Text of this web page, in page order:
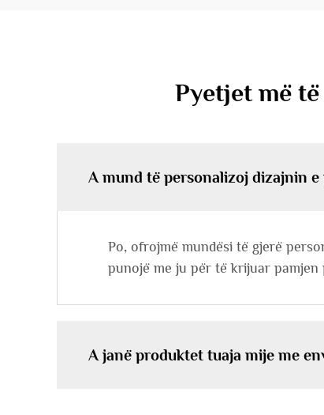
Pyetjet më
A mund të personalizoj dizajnin
Po, ofrojmë mundësi të gjerë
punojë me ju për të krijuar
A janë produktet tuaja mije me